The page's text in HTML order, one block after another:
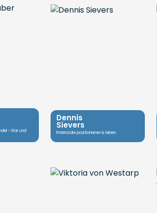
– klar und
Dennis
Sievers
Potenziale positionieren & leben.